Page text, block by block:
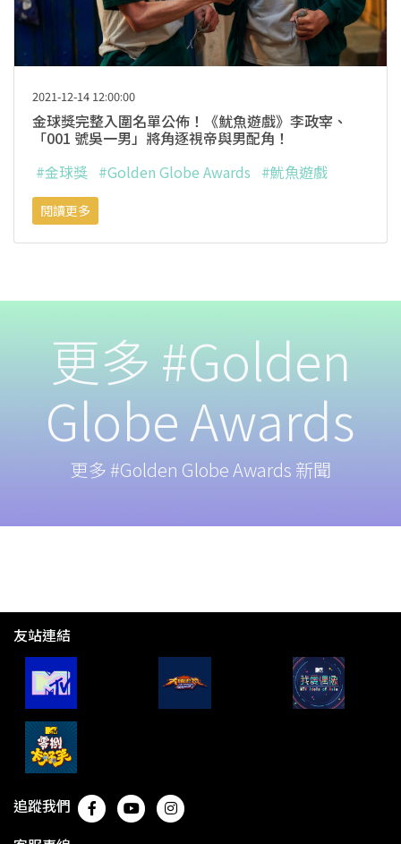
2021-12-14 12:00:00
金球獎完整入圍名單公佈！《魷魚遊戲》李政宰、
「001 號吳一男」將角逐視帝與男配角！
#金球獎 #Golden Globe Awards #魷魚遊戲
閱讀更多
更多 #Golden
Globe Awards
更多 #Golden Globe Awards 新聞
友站連結
追蹤我們